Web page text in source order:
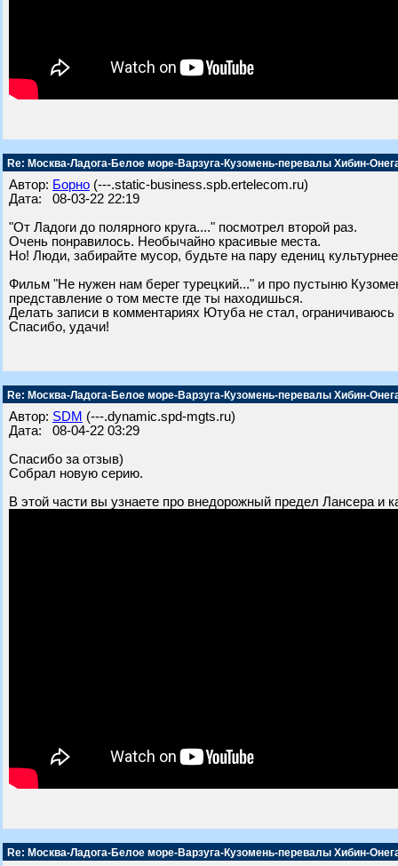
Re: Москва-Ладога-Белое море-Варзуга-Кузомень-перевалы Хибин-
Автор: Борно (---.static-business.spb.ertelecom.ru)
Дата: 08-03-22 22:19
"От Ладоги до полярного круга...." посмотрел второй раз.
Очень понравилось. Необычайно красивые места.
Но! Люди, забирайте мусор, будьте на пару едениц
Фильм "Не нужен нам берег турецкий..." и про пустыню
представление о том месте где ты находишься.
Делать записи в комментариях Ютуба не стал,
Спасибо, удачи!
Re: Москва-Ладога-Белое море-Варзуга-Кузомень-перевалы Хибин-
Автор: SDM (---.dynamic.spd-mgts.ru)
Дата: 08-04-22 03:29
Спасибо за отзыв)
Собрал новую серию.
В этой части вы узнаете про внедорожный предел Лансера и
Re: Москва-Ладога-Белое море-Варзуга-Кузомень-перевалы Хибин-